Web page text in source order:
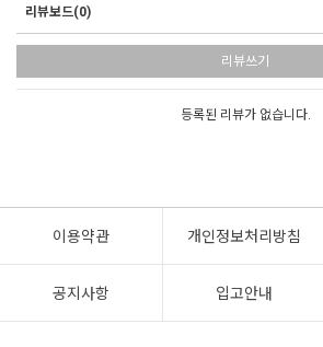
리뷰보드(0)
리뷰쓰기
등록된 리뷰가 없습니다.
이용약관 개인정보처리방침
공지사항 입고안내